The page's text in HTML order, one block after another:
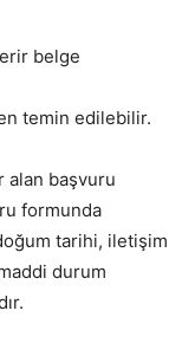
belge
temin edilebilir.
alan başvuru
formunda
tarihi, iletişim
durum